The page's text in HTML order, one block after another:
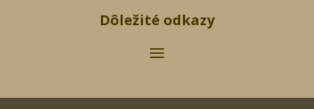
Dôležité odkazy